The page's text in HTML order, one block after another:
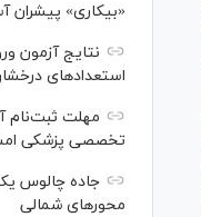
«بیکاری» پیشران
نتایج آزمون
استعدادهای
مهلت ثبت‌نام
تخصصی پزشکی
جاده چالوس
محورهای شمالی